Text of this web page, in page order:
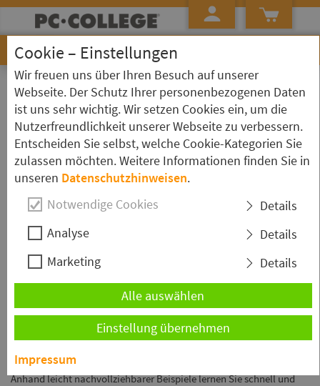
Startseite»Seminarübersicht ...»Word
Schulungen zum Thema: Word
Word - Grundkurs
Der "Word - Grundkurs" ist für Einsteiger, die zuvor noch nicht mit
Oberfläche vonWordeingeführt und lernen dann die grundlegenden
einen schnellen Einstieg in den Umgang mit
Dauer:2 Tage Ort & Termin wählen
Word - auf Mac - Grundkurs
Word Grundkursfür mac geben wir Ihnen einen Überblick über
für Einsteiger, die noch keine Berührungspunkte mit
Anhand leicht nachvollziehbarer Beispiele lernen Sie schnell und
Cookie – Einstellungen
Wir freuen uns über Ihren Besuch auf unserer
Webseite. Der Schutz Ihrer personenbezogenen Daten
ist uns sehr wichtig. Wir setzen Cookies ein, um die
Nutzerfreundlichkeit unserer Webseite zu verbessern.
Entscheiden Sie selbst, welche Cookie-Kategorien Sie
zulassen möchten. Weitere Informationen finden Sie in
unseren Datenschutzhinweisen.
Notwendige Cookies
Details
Analyse
Details
Marketing
Details
Alle auswählen
Einstellung übernehmen
Impressum